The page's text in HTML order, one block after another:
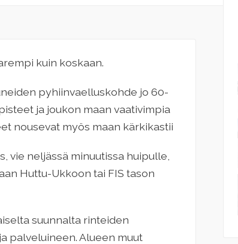
kuin koskaan.
pyhiinvaelluskohde jo 60-
ja joukon maan vaativimpia
nousevat myös maan kärkikastii
vie neljässä minuutissa huipulle,
Huttu-Ukkoon tai FIS tason
suunnalta rinteiden
palveluineen. Alueen muut